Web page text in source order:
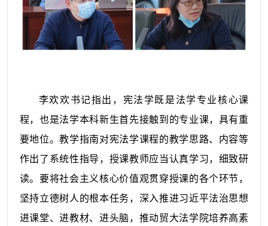
李欢欢书记指出，宪法学既是法学专业核心课
程，也是法学本科新生首先接触到的专业课，具有重
要地位。教学指南对宪法学课程的教学思路、内容等
作出了系统性指导，授课教师应当认真学习，细致研
读。要将社会主义核心价值观贯穿授课的各个环节，
坚持立德树人的根本任务，深入推进习近平法治思想
进课堂、进教材、进头脑，推动贸大法学院培养高素